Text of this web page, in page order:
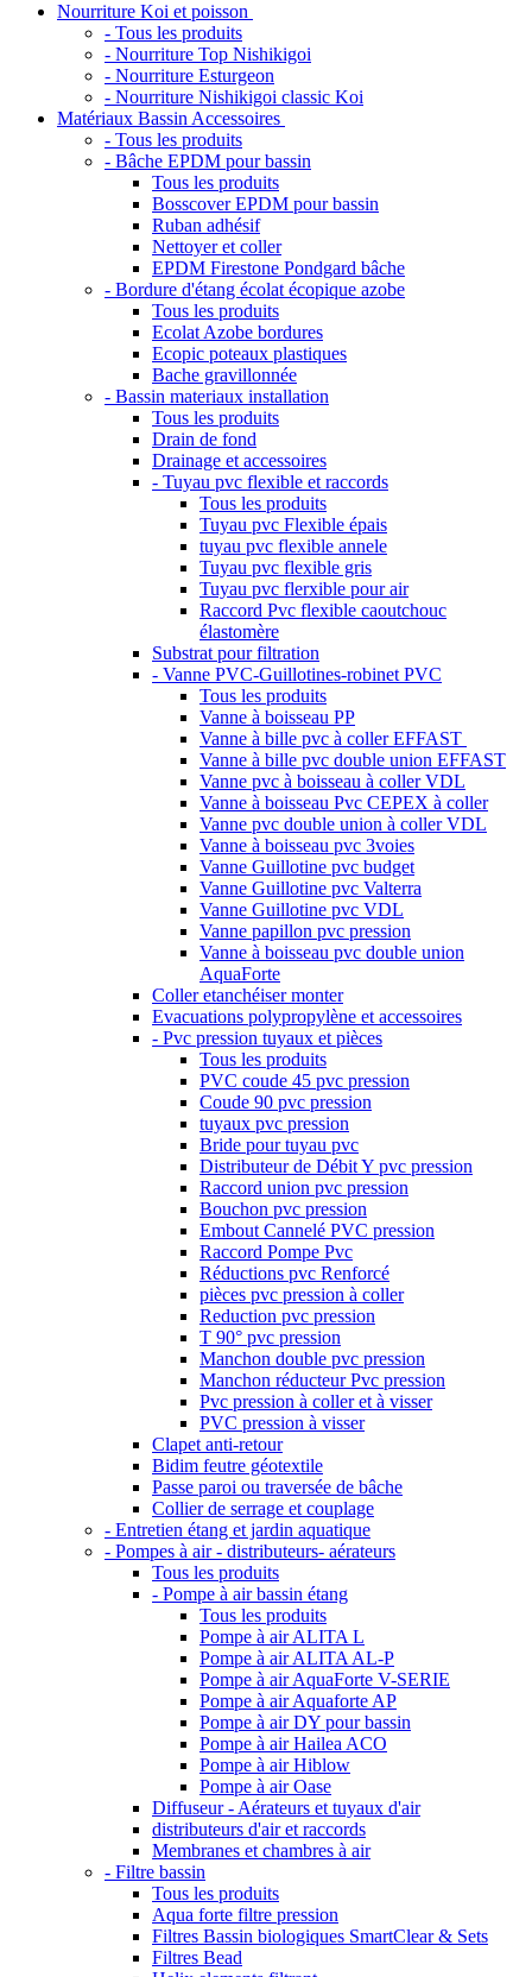
Nourriture Koi et poisson
- Tous les produits
- Nourriture Top Nishikigoi
- Nourriture Esturgeon
- Nourriture Nishikigoi classic Koi
Matériaux Bassin Accessoires
- Tous les produits
- Bâche EPDM pour bassin
Tous les produits
Bosscover EPDM pour bassin
Ruban adhésif
Nettoyer et coller
EPDM Firestone Pondgard bâche
- Bordure d'étang écolat écopique azobe
Tous les produits
Ecolat Azobe bordures
Ecopic poteaux plastiques
Bache gravillonnée
- Bassin materiaux installation
Tous les produits
Drain de fond
Drainage et accessoires
- Tuyau pvc flexible et raccords
Tous les produits
Tuyau pvc Flexible épais
tuyau pvc flexible annele
Tuyau pvc flexible gris
Tuyau pvc flerxible pour air
Raccord Pvc flexible caoutchouc
élastomère
Substrat pour filtration
- Vanne PVC-Guillotines-robinet PVC
Tous les produits
Vanne à boisseau PP
Vanne à bille pvc à coller EFFAST
Vanne à bille pvc double union EFFAST
Vanne pvc à boisseau à coller VDL
Vanne à boisseau Pvc CEPEX à coller
Vanne pvc double union à coller VDL
Vanne à boisseau pvc 3voies
Vanne Guillotine pvc budget
Vanne Guillotine pvc Valterra
Vanne Guillotine pvc VDL
Vanne papillon pvc pression
Vanne à boisseau pvc double union
AquaForte
Coller etanchéiser monter
Evacuations polypropylène et accessoires
- Pvc pression tuyaux et pièces
Tous les produits
PVC coude 45 pvc pression
Coude 90 pvc pression
tuyaux pvc pression
Bride pour tuyau pvc
Distributeur de Débit Y pvc pression
Raccord union pvc pression
Bouchon pvc pression
Embout Cannelé PVC pression
Raccord Pompe Pvc
Réductions pvc Renforcé
pièces pvc pression à coller
Reduction pvc pression
T 90° pvc pression
Manchon double pvc pression
Manchon réducteur Pvc pression
Pvc pression à coller et à visser
PVC pression à visser
Clapet anti-retour
Bidim feutre géotextile
Passe paroi ou traversée de bâche
Collier de serrage et couplage
- Entretien étang et jardin aquatique
- Pompes à air - distributeurs- aérateurs
Tous les produits
- Pompe à air bassin étang
Tous les produits
Pompe à air ALITA L
Pompe à air ALITA AL-P
Pompe à air AquaForte V-SERIE
Pompe à air Aquaforte AP
Pompe à air DY pour bassin
Pompe à air Hailea ACO
Pompe à air Hiblow
Pompe à air Oase
Diffuseur - Aérateurs et tuyaux d'air
distributeurs d'air et raccords
Membranes et chambres à air
- Filtre bassin
Tous les produits
Aqua forte filtre pression
Filtres Bassin biologiques SmartClear & Sets
Filtres Bead